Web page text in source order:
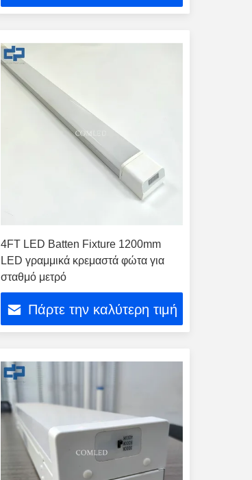
4FT LED Batten Fixture 1200mm
LED γραμμικά κρεμαστά φώτα για
σταθμό μετρό
Πάρτε την καλύτερη τιμή